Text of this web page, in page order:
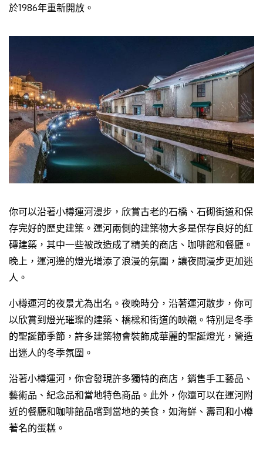
於1986年重新開放。
你可以沿著小樽運河漫步，欣賞古老的石橋、石砌街道和保
存完好的歷史建築。運河兩側的建築物大多是保存良好的紅
磚建築，其中一些被改造成了精美的商店、咖啡館和餐廳。
晚上，運河邊的燈光增添了浪漫的氛圍，讓夜間漫步更加迷
人。
小樽運河的夜景尤為出名。夜晚時分，沿著運河散步，你可
以欣賞到燈光璀璨的建築、橋樑和街道的映襯。特別是冬季
的聖誕節季節，許多建築物會裝飾成華麗的聖誕燈光，營造
出迷人的冬季氛圍。
沿著小樽運河，你會發現許多獨特的商店，銷售手工藝品、
藝術品、紀念品和當地特色商品。此外，你還可以在運河附
近的餐廳和咖啡館品嚐到當地的美食，如海鮮、壽司和小樽
著名的蛋糕。